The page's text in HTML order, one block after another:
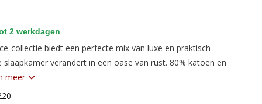
2 werkdagen
collectie biedt een perfecte mix van luxe en praktisch
verandert in een oase van rust. 80% katoen en
meer